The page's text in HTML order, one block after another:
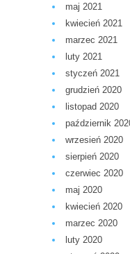
maj 2021
kwiecień 2021
marzec 2021
luty 2021
styczeń 2021
grudzień 2020
listopad 2020
październik
wrzesień 2020
sierpień 2020
czerwiec 2020
maj 2020
kwiecień 2020
marzec 2020
luty 2020